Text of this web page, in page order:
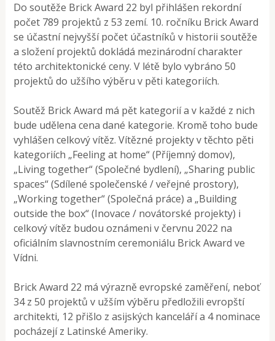
Do soutěže Brick Award 22 byl přihlášen rekordní
počet 789 projektů z 53 zemí. 10. ročníku Brick Award
se účastní nejvyšší počet účastníků v historii soutěže
a složení projektů dokládá mezinárodní charakter
této architektonické ceny. V létě bylo vybráno 50
projektů do užšího výběru v pěti kategoriích.
Soutěž Brick Award má pět kategorií a v každé z nich
bude udělena cena dané kategorie. Kromě toho bude
vyhlášen celkový vítěz. Vítězné projekty v těchto pěti
kategoriích „Feeling at home“ (Příjemný domov),
„Living together“ (Společné bydlení), „Sharing public
spaces“ (Sdílené společenské / veřejné prostory),
„Working together“ (Společná práce) a „Building
outside the box“ (Inovace / novátorské projekty) i
celkový vítěz budou oznámeni v červnu 2022 na
oficiálním slavnostním ceremoniálu Brick Award ve
Vídni.
Brick Award 22 má výrazně evropské zaměření, neboť
34 z 50 projektů v užším výběru předložili evropští
architekti, 12 přišlo z asijských kanceláří a 4 nominace
pocházejí z Latinské Ameriky.